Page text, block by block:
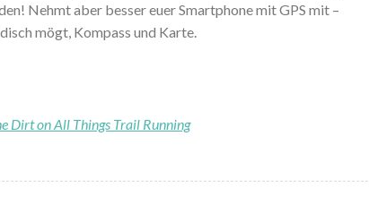
Nehmt aber besser euer Smartphone mit GPS mit –
mögt, Kompass und Karte.
Dirt on All Things Trail Running